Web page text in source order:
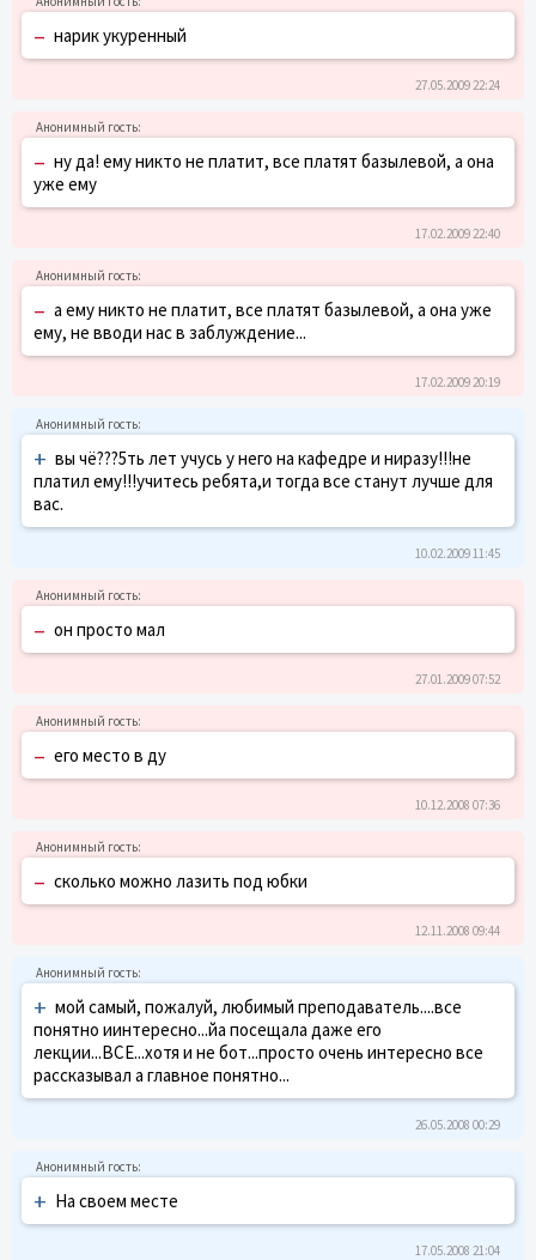
– нарик укуренный
27.05.2009 22:24
– ну да! ему никто не платит, все платят базылевой, а она
уже ему
17.02.2009 22:40
– а ему никто не платит, все платят базылевой, а она уже
ему, не вводи нас в заблуждение...
17.02.2009 20:19
+ вы чё???5ть лет учусь у него на кафедре и ниразу!!!не
платил ему!!!учитесь ребята,и тогда все станут лучше для
вас.
10.02.2009 11:45
– он просто мал
27.01.2009 07:52
– его место в ду
10.12.2008 07:36
– сколько можно лазить под юбки
12.11.2008 09:44
+ мой самый, пожалуй, любимый преподаватель....все
понятно иинтересно...йа посещала даже его
лекции...ВСЕ...хотя и не бот...просто очень интересно все
рассказывал а главное понятно...
26.05.2008 00:29
+ На своем месте
17.05.2008 21:04